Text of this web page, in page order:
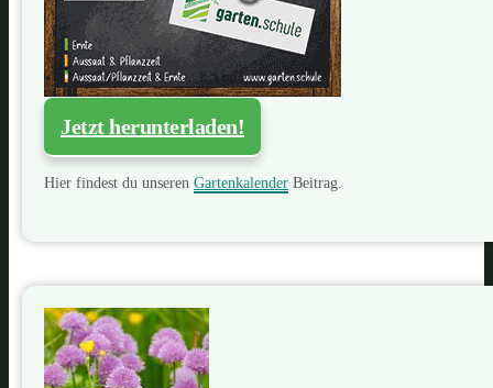
Jetzt herunterladen!
Hier findest du unseren Gartenkalender Beitrag.